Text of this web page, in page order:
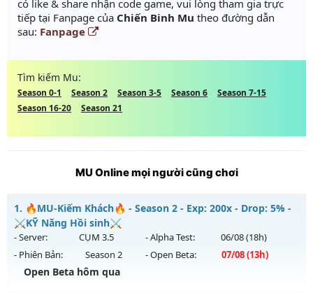
có like & share nhận code game, vui lòng tham gia trực
tiếp tại Fanpage của Chiến Binh Mu theo đường dẫn
sau: Fanpage
Tìm kiếm Mu:
Season 0-1 Season 2 Season 3-5 Season 6
Season 7-15
Season 16-20
Season 21
MU Online mọi người cũng chơi
1. 🔥MU-Kiếm Khách🔥 - Season 2 - Exp: 200x - Drop: 5% -
⚔️KỸ Năng Hồi sinh⚔️
- Server: CỤM 3.5 - Alpha Test: 06/08(18h)
- Phiên Bản:
Season 2 - Open Beta: 07/08(13h)
Open Beta hôm qua